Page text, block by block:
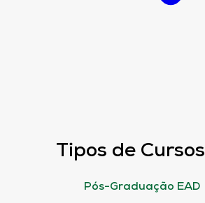
Tipos de Cursos
Pós-Graduação EAD